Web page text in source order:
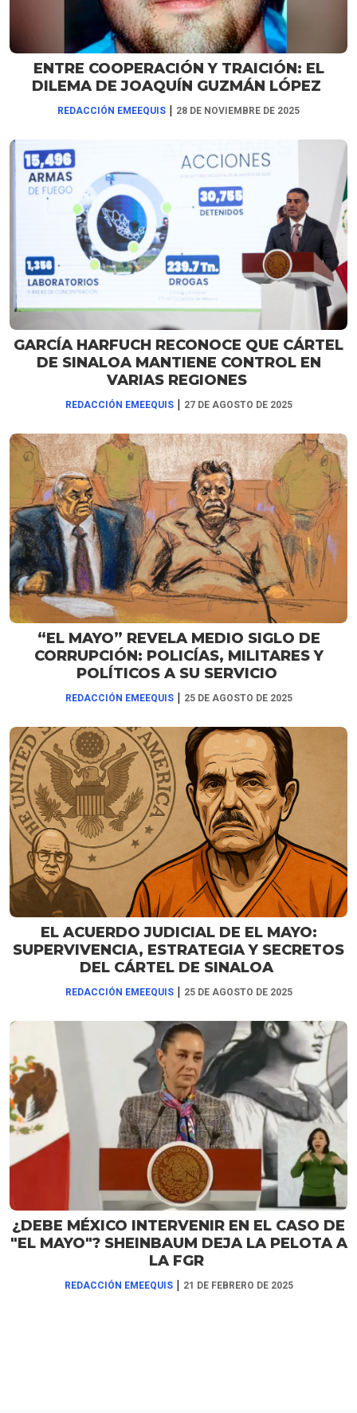
ENTRE COOPERACIÓN Y TRAICIÓN: EL
DILEMA DE JOAQUÍN GUZMÁN LÓPEZ
REDACCIÓN EMEEQUIS | 28 DE NOVIEMBRE DE 2025
GARCÍA HARFUCH RECONOCE QUE CÁRTEL
DE SINALOA MANTIENE CONTROL EN
VARIAS REGIONES
REDACCIÓN EMEEQUIS | 27 DE AGOSTO DE 2025
“EL MAYO” REVELA MEDIO SIGLO DE
CORRUPCIÓN: POLICÍAS, MILITARES Y
POLÍTICOS A SU SERVICIO
REDACCIÓN EMEEQUIS | 25 DE AGOSTO DE 2025
EL ACUERDO JUDICIAL DE EL MAYO:
SUPERVIVENCIA, ESTRATEGIA Y SECRETOS
DEL CÁRTEL DE SINALOA
REDACCIÓN EMEEQUIS | 25 DE AGOSTO DE 2025
¿DEBE MÉXICO INTERVENIR EN EL CASO DE
"EL MAYO"? SHEINBAUM DEJA LA PELOTA A
LA FGR
REDACCIÓN EMEEQUIS | 21 DE FEBRERO DE 2025